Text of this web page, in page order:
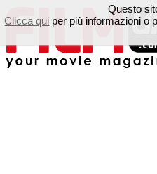
Questo
Clicca qui per più informazioni o